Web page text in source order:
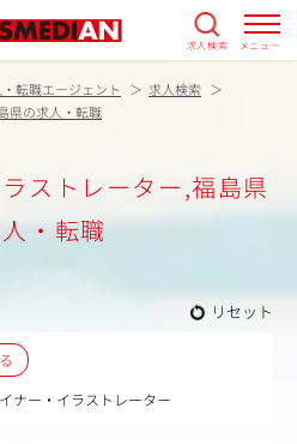
求人検索 メニュー
転職エージェント
求人検索
県の求人・転職
ストレーター,福島県
・転職
リセット
ナー・イラストレーター